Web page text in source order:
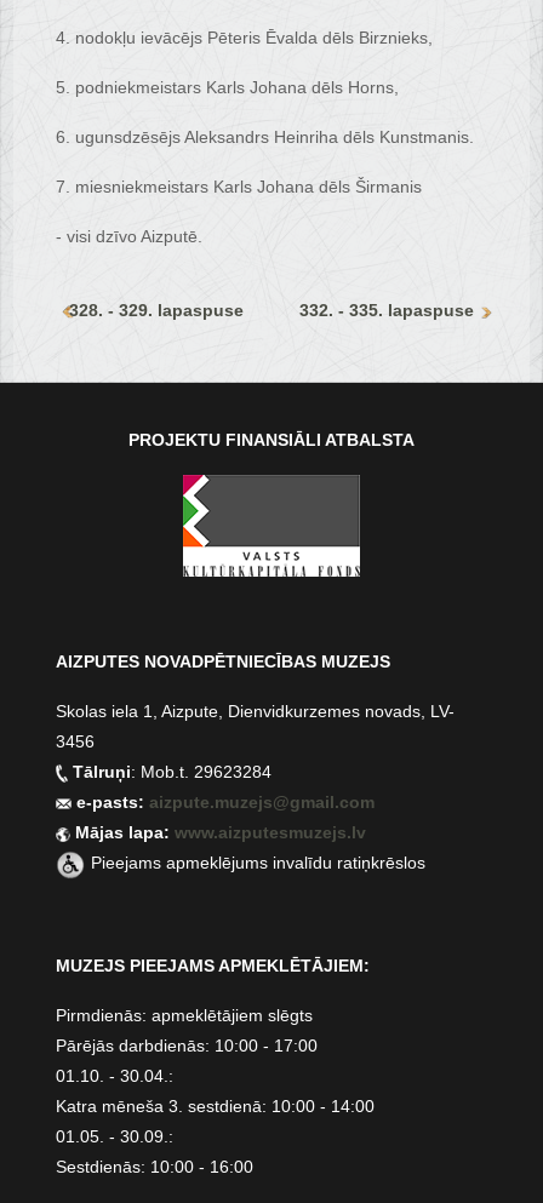
4. nodokļu ievācējs Pēteris Ēvalda dēls Birznieks,
5. podniekmeistars Karls Johana dēls Horns,
6. ugunsdzēsējs Aleksandrs Heinriha dēls Kunstmanis.
7. miesniekmeistars Karls Johana dēls Širmanis
- visi dzīvo Aizputē.
328. - 329. lapaspuse 332. - 335. lapaspuse
PROJEKTU FINANSIĀLI ATBALSTA
AIZPUTES NOVADPĒTNIECĪBAS MUZEJS
Skolas iela 1, Aizpute, Dienvidkurzemes novads, LV-
3456
Tālruņi: Mob.t. 29623284
e-pasts:aizpute.muzejs@gmail.com
Mājas lapa:www.aizputesmuzejs.lv
Pieejams apmeklējums invalīdu ratiņkrēslos
MUZEJS PIEEJAMS APMEKLĒTĀJIEM:
Pirmdienās: apmeklētājiem slēgts
Pārējās darbdienās: 10:00 - 17:00
01.10. - 30.04.:
Katra mēneša 3. sestdienā: 10:00 - 14:00
01.05. - 30.09.:
Sestdienās: 10:00 - 16:00